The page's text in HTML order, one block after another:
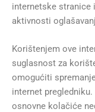
internetske
aktivnosti
Korištenjem ove
suglasnost za
omogućiti
internet
osnovne kolačiće